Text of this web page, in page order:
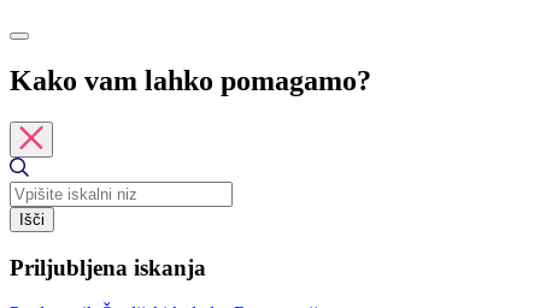
Kako vam lahko pomagamo?
Išči
Priljubljena iskanja